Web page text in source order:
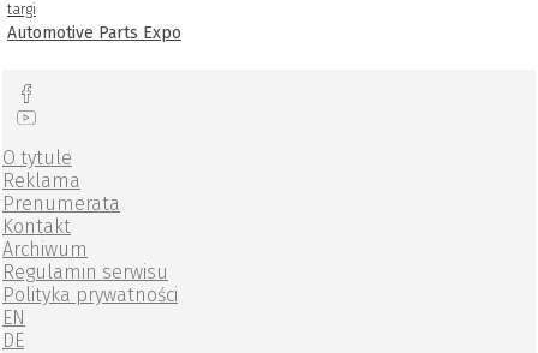
targi
Automotive Parts Expo
O tytule
Reklama
Prenumerata
Kontakt
Archiwum
Regulamin serwisu
Polityka prywatności
EN
DE